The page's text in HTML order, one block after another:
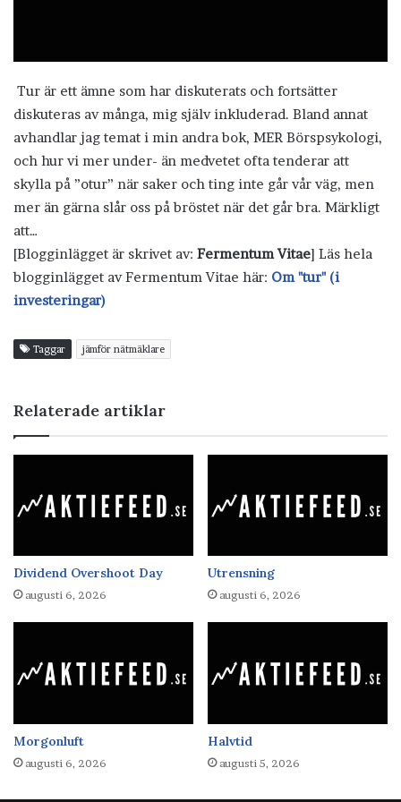
Tur är ett ämne som har diskuterats och fortsätter
diskuteras av många, mig själv inkluderad. Bland annat
avhandlar jag temat i min andra bok, MER Börspsykologi,
och hur vi mer under- än medvetet ofta tenderar att
skylla på ”otur” när saker och ting inte går vår väg, men
mer än gärna slår oss på bröstet när det går bra. Märkligt
att…
[Blogginlägget är skrivet av: Fermentum Vitae] Läs hela
blogginlägget av Fermentum Vitae här: Om "tur" (i
investeringar)
Taggar jämför nätmäklare
Relaterade artiklar
Dividend Overshoot Day
augusti 6, 2026
Utrensning
augusti 6, 2026
Morgonluft
augusti 6, 2026
Halvtid
augusti 5, 2026